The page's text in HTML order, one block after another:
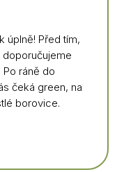
úplně! Před tím,
Po ráně do
čeká green, na
borovice.